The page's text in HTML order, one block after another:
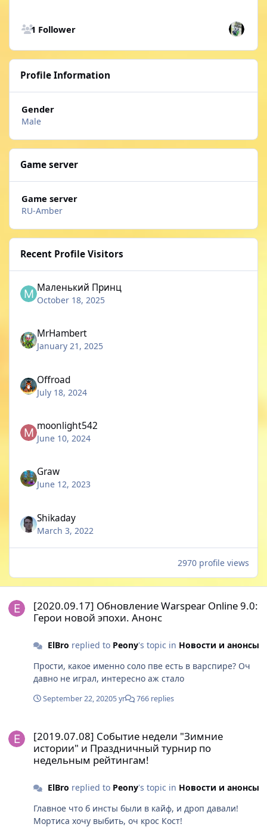
1 Follower
Profile Information
Gender
Male
Game server
Game server
RU-Amber
Recent Profile Visitors
Маленький Принц
October 18, 2025
MrHambert
January 21, 2025
Offroad
July 18, 2024
moonlight542
June 10, 2024
Graw
June 12, 2023
Shikaday
March 3, 2022
2970 profile views
[2020.09.17] Обновление Warspear Online 9.0:
Герои новой эпохи. Анонс
ElBro replied to Peony's topic in Новости и анонсы
Прости, какое именно соло пве есть в варспире? Оч
давно не играл, интересно аж стало
September 22, 20205 yr 766 replies
[2019.07.08] Событие недели "Зимние
истории" и Праздничный турнир по
недельным рейтингам!
ElBro replied to Peony's topic in Новости и анонсы
Главное что б инсты были в кайф, и дроп давали!
Мортиса хочу выбить, оч крос Кост!